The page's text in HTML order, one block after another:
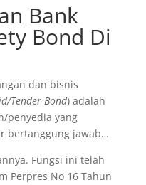
Bank
Bond Di
dan bisnis
Tender Bond) adalah
penyedia yang
bertanggung jawab…
Fungsi ini telah
Perpres No 16 Tahun